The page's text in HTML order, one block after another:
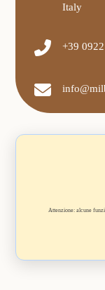
Italy
+39
Attenzione: alcune